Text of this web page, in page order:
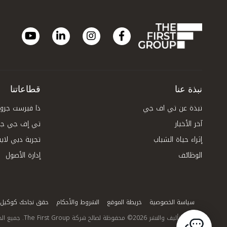
نبذة عنا
نبذة عن تي اف جي
آخر الأخبار
إثراء حياة الشباب
الوظائف
قطاعاتنا
ذا فيرست
تي إف جي
تجربة دبي
إدارة الأصول
سياسة الخصوصية خريطة الموقع الشروط والأحكام
حقق نجاحك كوكيل
حقوق التأليف والنشر 2026© محفوظة لصالح شركة The First Group. جميع الحقوق محفوظة.